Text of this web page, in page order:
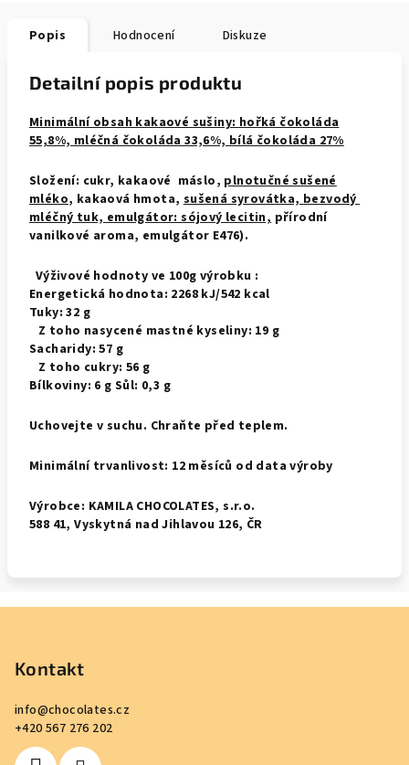
Popis Hodnocení Diskuze
Detailní popis produktu
Minimální obsah kakaové sušiny: hořká čokoláda
55,8%, mléčná čokoláda 33,6%, bílá čokoláda 27%
Složení: cukr, kakaové máslo, plnotučné sušené
mléko, kakaová hmota, sušená syrovátka, bezvodý
mléčný tuk, emulgátor: sójový lecitin, přírodní
vanilkové aroma, emulgátor E476).
Výživové hodnoty ve 100g výrobku :
Energetická hodnota: 2268 kJ/542 kcal
Tuky: 32 g
Z toho nasycené mastné kyseliny: 19 g
Sacharidy: 57 g
Z toho cukry: 56 g
Bílkoviny: 6 g Sůl: 0,3 g
Uchovejte v suchu. Chraňte před teplem.
Minimální trvanlivost: 12 měsíců od data výroby
Výrobce: KAMILA CHOCOLATES, s.r.o.
588 41, Vyskytná nad Jihlavou 126, ČR
Kontakt
info@chocolates.cz
+420 567 276 202